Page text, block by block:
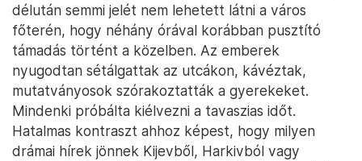
délután semmi jelét nem lehetett látni a város
főterén, hogy néhány órával korábban pusztító
támadás történt a közelben. Az emberek
nyugodtan sétálgattak az utcákon, kávéztak,
mutatványosok szórakoztatták a gyerekeket.
Mindenki próbálta kiélvezni a tavaszias időt.
Hatalmas kontraszt ahhoz képest, hogy milyen
drámai hírek jönnek Kijevből, Harkivból vagy